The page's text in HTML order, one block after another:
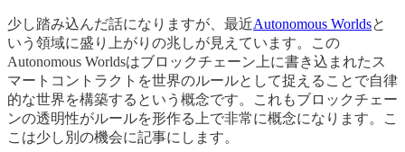
少し踏み込んだ話になりますが、最近Autonomous Worldsと
いう領域に盛り上がりの兆しが見えています。この
Autonomous Worldsはブロックチェーン上に書き込まれたス
マートコントラクトを世界のルールとして捉えることで自律
的な世界を構築するという概念です。これもブロックチェー
ンの透明性がルールを形作る上で非常に概念になります。こ
こは少し別の機会に記事にします。